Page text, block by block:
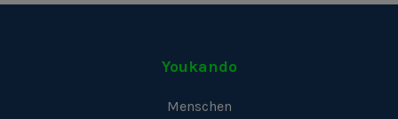
Youkando
Menschen